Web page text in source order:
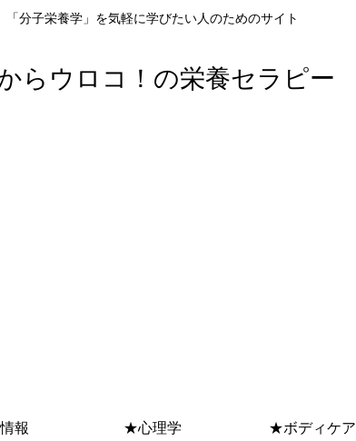
「分子栄養学」を気軽に学びたい人のためのサイト
らウロコ！の栄養セラピー
報 ★心理学 ★ボディケア